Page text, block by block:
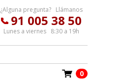
¿Alguna pregunta? Llámanos
91 005 38 50
Lunes a viernes 8:30 a 19h
0